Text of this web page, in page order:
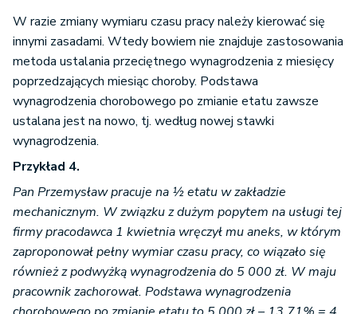
W razie zmiany wymiaru czasu pracy należy kierować się
innymi zasadami. Wtedy bowiem nie znajduje zastosowania
metoda ustalania przeciętnego wynagrodzenia z miesięcy
poprzedzających miesiąc choroby. Podstawa
wynagrodzenia chorobowego po zmianie etatu zawsze
ustalana jest na nowo, tj. według nowej stawki
wynagrodzenia.
Przykład 4.
Pan Przemysław pracuje na ½ etatu w zakładzie
mechanicznym. W związku z dużym popytem na usługi tej
firmy pracodawca 1 kwietnia wręczył mu aneks, w którym
zaproponował pełny wymiar czasu pracy, co wiązało się
również z podwyżką wynagrodzenia do 5 000 zł. W maju
pracownik zachorował. Podstawa wynagrodzenia